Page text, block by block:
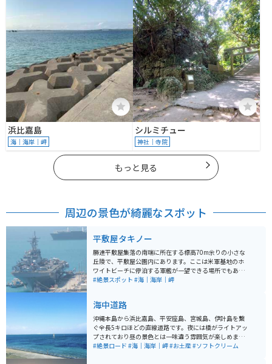
浜比嘉島
海｜海岸｜岬
シルミチュー
神社｜寺院
もっと見る
周辺の景色が綺麗なスポット
平敷屋タキノー
勝連平敷屋集落の南端に所在する標高70m余りの小さな
丘陵で、平敷屋公園内にあります。ここは米軍基地のホ
ワイトビーチに停泊する軍艦が一望できる場所でもあり
ます。特に強襲揚陸艦が停泊すると、艦艇の上に戦闘機
#絶景スポット #海｜海岸｜岬
海中道路
沖縄本島から浜比嘉島、平安座島、宮城島、伊計島を繋
ぐ全長5キロほどの直線道路です。夜には橋がライトアッ
プされており昼の景色とは一味違う雰囲気が楽しめま
す。途中にはソフトクリームや特産品の購入ができる海
#絶景ロード #海｜海岸｜岬#お土産#ソフトクリーム